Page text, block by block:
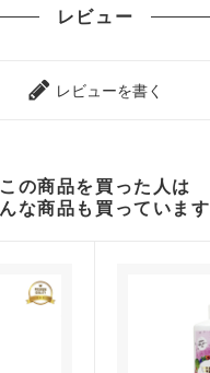
レビュー
レビューを書く
この商品を買った人は
な商品も買っています